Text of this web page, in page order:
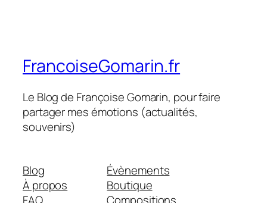
FrancoiseGomarin.fr
Le Blog de Françoise Gomarin, pour faire
partager mes émotions (actualités,
souvenirs)
Blog
À propos
Évènements
Boutique